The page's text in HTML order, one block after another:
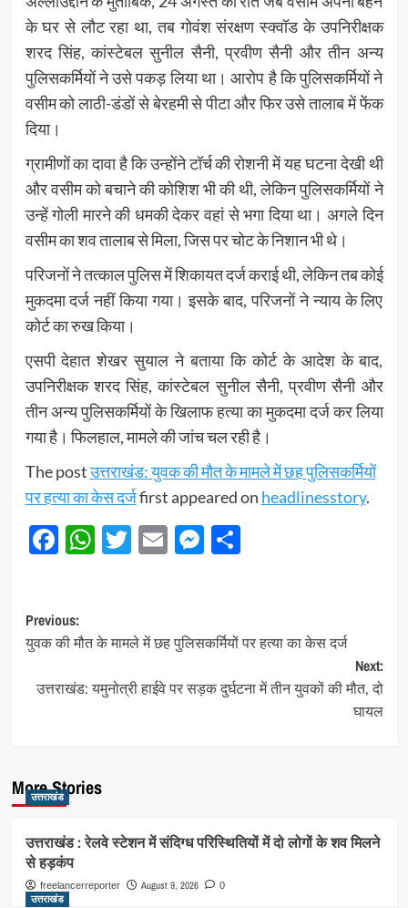
के घर से लौट रहा था, तब गोवंश संरक्षण स्क्वॉड के उपनिरीक्षक
शरद सिंह, कांस्टेबल सुनील सैनी, प्रवीण सैनी और तीन अन्य
पुलिसकर्मियों ने उसे पकड़ लिया था। आरोप है कि पुलिसकर्मियों ने
वसीम को लाठी-डंडों से बेरहमी से पीटा और फिर उसे तालाब में फेंक
दिया।
ग्रामीणों का दावा है कि उन्होंने टॉर्च की रोशनी में यह घटना देखी थी
और वसीम को बचाने की कोशिश भी की थी, लेकिन पुलिसकर्मियों ने
उन्हें गोली मारने की धमकी देकर वहां से भगा दिया था। अगले दिन
वसीम का शव तालाब से मिला, जिस पर चोट के निशान भी थे।
परिजनों ने तत्काल पुलिस में शिकायत दर्ज कराई थी, लेकिन तब कोई
मुकदमा दर्ज नहीं किया गया। इसके बाद, परिजनों ने न्याय के लिए
कोर्ट का रुख किया।
एसपी देहात शेखर सुयाल ने बताया कि कोर्ट के आदेश के बाद,
उपनिरीक्षक शरद सिंह, कांस्टेबल सुनील सैनी, प्रवीण सैनी और
तीन अन्य पुलिसकर्मियों के खिलाफ हत्या का मुकदमा दर्ज कर लिया
गया है। फिलहाल, मामले की जांच चल रही है।
The postउत्तराखंड: युवक की मौत के मामले में छह पुलिसकर्मियों
पर हत्या का केस दर्जfirst appeared on headlinesstory.
Facebook
WhatsApp
Twitter
EmailMessenger
Share
Post
navigation
Previous:
युवक की मौत के मामले में छह पुलिसकर्मियों पर हत्या का केस दर्ज
Next:
उत्तराखंड: यमुनोत्री हाईवे पर सड़क दुर्घटना में तीन युवकों की मौत, दो
घायल
More Stories
उत्तराखंड
उत्तराखंड : रेलवे स्टेशन में संदिग्ध परिस्थितियों में दो लोगों के शव मिलने
से हड़कंप
freelancerreporter August 9, 2026 0
उत्तराखंड